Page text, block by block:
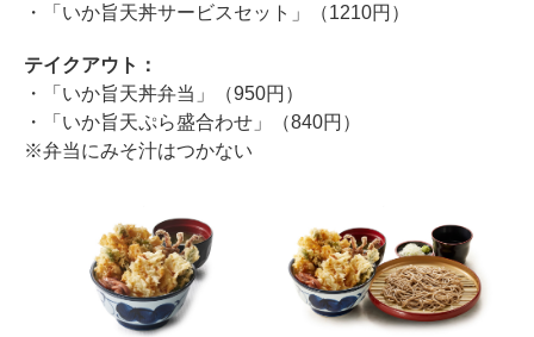
・「いか旨天丼サービスセット」（1210円）
テイクアウト：
・「いか旨天丼弁当」（950円）
・「いか旨天ぷら盛合わせ」（840円）
※弁当にみそ汁はつかない